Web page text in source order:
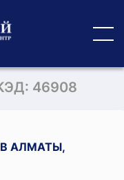
46908
В АЛМАТЫ,